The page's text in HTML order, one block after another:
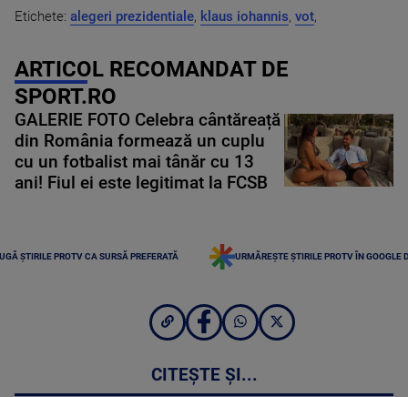
Etichete: alegeri prezidentiale, klaus iohannis, vot,
ARTICOL RECOMANDAT DE
SPORT.RO
GALERIE FOTO Celebra cântăreață
din România formează un cuplu
cu un fotbalist mai tânăr cu 13
ani! Fiul ei este legitimat la FCSB
ȘTIRILE PROTV CA SURSĂ PREFERATĂ URMĂREȘTE ȘTIRILE PROTV ÎN GOOGLE
CITEȘTE ȘI...